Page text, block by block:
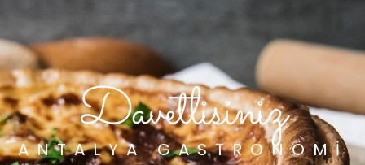
Davetlisiniz
ANTALYA GASTRONOMI